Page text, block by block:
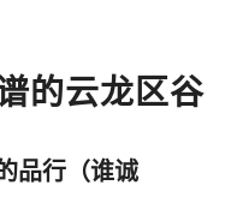
的云龙区谷
品行（谁诚